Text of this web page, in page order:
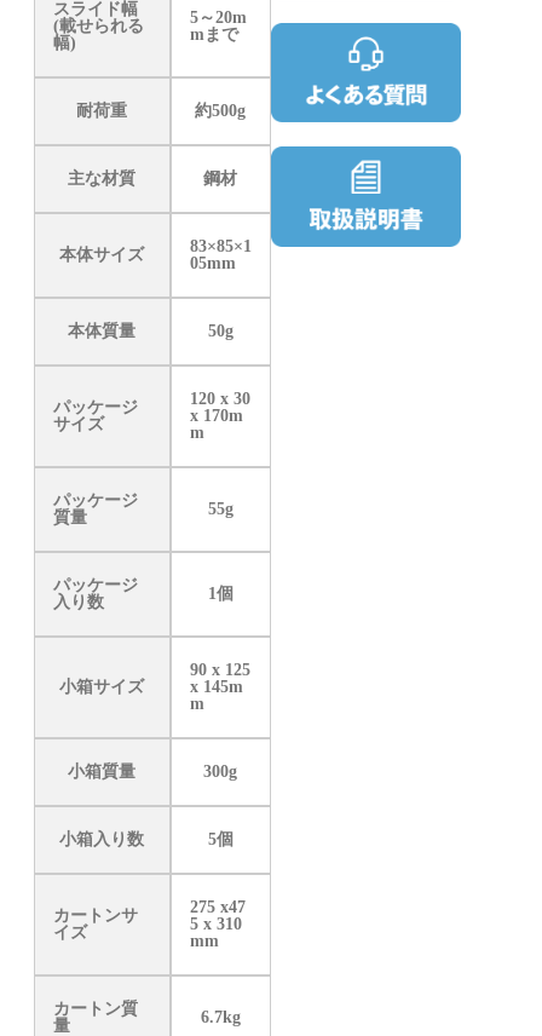
スライド幅
(載せられる
幅)
5～20m
mまで
耐荷重 約500g
主な材質 鋼材
本体サイズ
83×85×1
05mm
本体質量 50g
パッケージ
サイズ
120 x 30
x 170m
m
パッケージ
質量
55g
パッケージ
入り数
1個
小箱サイズ
90 x 125
x 145m
m
小箱質量 300g
小箱入り数 5個
カートンサ
イズ
275 x47
5 x 310
mm
カートン質
量
6.7kg